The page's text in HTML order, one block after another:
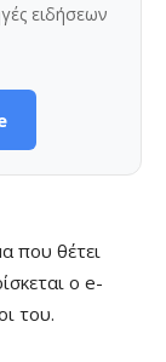
ειδήσεων
που θέτει
ο e-
του.